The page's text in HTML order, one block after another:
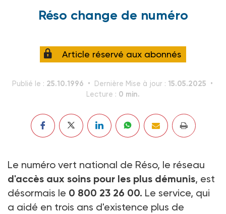
Réso change de numéro
Article réservé aux abonnés
Publié le : 25.10.1996 Dernière Mise à jour : 15.05.2025
Lecture : 0 min.
Le numéro vert national de Réso, le réseau
d'accès aux soins pour les plus démunis, est
désormais le 0 800 23 26 00. Le service, qui
a aidé en trois ans d'existence plus de